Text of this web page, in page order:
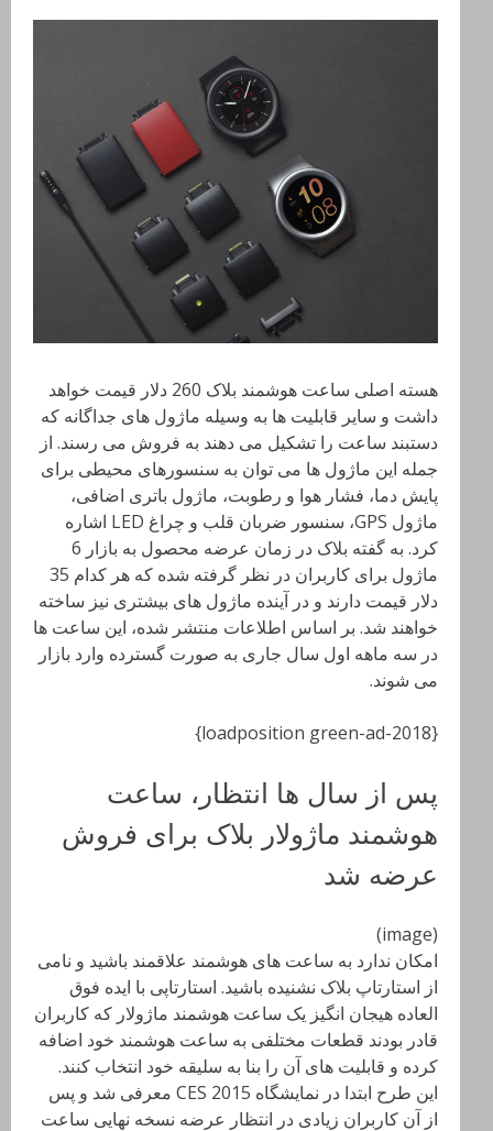
هسته اصلی ساعت هوشمند بلاک 260 دلار قیمت خواهد
داشت و سایر قابلیت ها به وسیله ماژول های جداگانه که
دستبند ساعت را تشکیل می دهند به فروش می رسند. از
جمله این ماژول ها می توان به سنسورهای محیطی برای
پایش دما، فشار هوا و رطوبت، ماژول باتری اضافی،
ماژول GPS، سنسور ضربان قلب و چراغ LED
اشاره
کرد. به گفته بلاک در زمان عرضه محصول به بازار 6
ماژول برای کاربران در نظر گرفته شده که هر کدام 35
دلار قیمت دارند و در آینده ماژول های بیشتری نیز ساخته
خواهند شد. بر اساس اطلاعات منتشر شده، این ساعت ها
در سه ماهه اول سال جاری به صورت گسترده وارد بازار
می شوند.
{loadposition green-ad-2018}
پس از سال ها انتظار، ساعت
هوشمند ماژولار بلاک برای فروش
عرضه شد
(image)
امکان ندارد به ساعت های هوشمند علاقمند باشید و نامی
از استارتاپ بلاک نشنیده باشید. استارتاپی با ایده فوق
العاده هیجان انگیز یک ساعت هوشمند ماژولار که کاربران
قادر بودند قطعات مختلفی به ساعت هوشمند خود اضافه
کرده و قابلیت های آن را بنا به سلیقه خود انتخاب کنند.
این طرح ابتدا در نمایشگاه CES 2015 معرفی شد و پس
از آن کاربران زیادی در انتظار عرضه نسخه نهایی ساعت